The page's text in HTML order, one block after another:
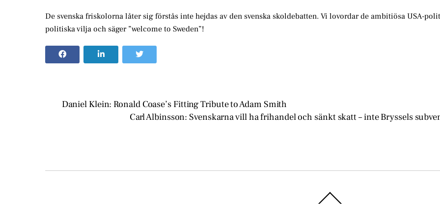
De svenska friskolorna låter sig förstås inte hejdas av den svenska skoldebatten. Vi lovordar de ambitiösa USA-
politiska vilja och säger ”welcome to Sweden”!
Daniel Klein: Ronald Coase’s Fitting Tribute to Adam Smith
Carl Albinsson: Svenskarna vill ha frihandel och sänkt skatt – inte Bryssels
To